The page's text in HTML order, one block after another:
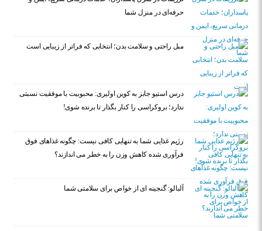
حرفه‌ای در منزل شما
مبل راحتی و سلامت بدن؛ انتخابی که فراتر از زیبایی است
درس استیو جابز به کوین اولیری: محبوبیت با موفقیت نسبتی
ندارد؛ بروکراسی را کنار بگذار تا برنده شوی!
رژیم غذایی شما به تنهایی کافی نیست: چگونه غذاهای فوق
فرآوری شده کاهش وزن را به خطر می اندازند؟
آلبالو: گنجینه ای از خواص برای سلامتی شما